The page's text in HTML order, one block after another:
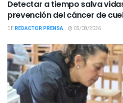
Detectar a tiempo salva
prevención del cáncer de
DEREDACTOR PRENSA 05/08/2026